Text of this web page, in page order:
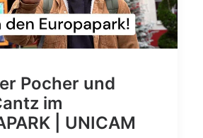
Pocher und
im
| UNICAM